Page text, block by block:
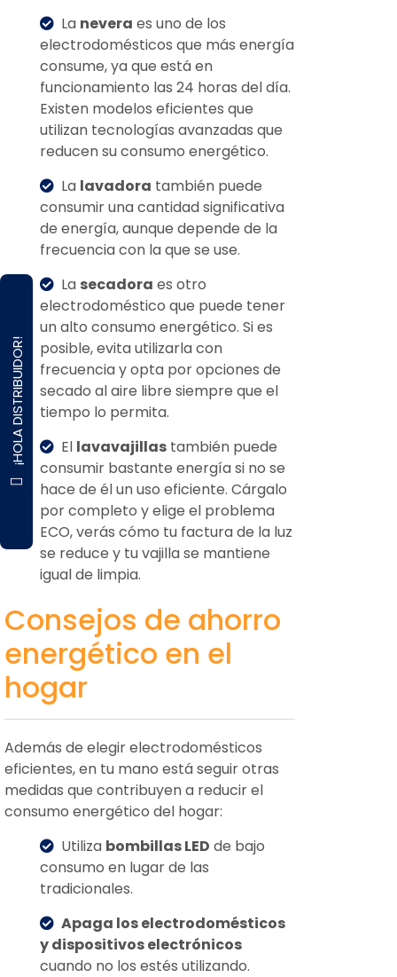
¡HOLA DISTRIBUIDOR!
La nevera es uno de los
electrodomésticos que más energía
consume, ya que está en
funcionamiento las 24 horas del día.
Existen modelos eficientes que
utilizan tecnologías avanzadas que
reducen su consumo energético.
La lavadora también puede
consumir una cantidad significativa
de energía, aunque depende de la
frecuencia con la que se use.
La secadora es otro
electrodoméstico que puede tener
un alto consumo energético. Si es
posible, evita utilizarla con
frecuencia y opta por opciones de
secado al aire libre siempre que el
tiempo lo permita.
El lavavajillas también puede
consumir bastante energía si no se
hace de él un uso eficiente. Cárgalo
por completo y elige el problema
ECO, verás cómo tu factura de la luz
se reduce y tu vajilla se mantiene
igual de limpia.
Consejos de ahorro
energético en el
hogar
Además de elegir electrodomésticos
eficientes, en tu mano está seguir otras
medidas que contribuyen a reducir el
consumo energético del hogar:
Utiliza bombillas LED de bajo
consumo en lugar de las
tradicionales.
Apaga los electrodomésticos
y dispositivos electrónicos
cuando no los estés utilizando.